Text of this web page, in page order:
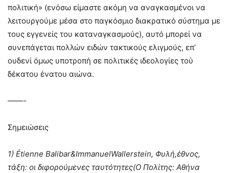
πολιτική» (ενόσω είμαστε ακόμη να αναγκασμένοι να
λειτουργούμε μέσα στο παγκόσμιο διακρατικό σύστημα με
τους εγγενείς του καταναγκασμούς), αυτό μπορεί να
συνεπάγεται πολλών ειδών τακτικούς ελιγμούς, επ’
ουδενί όμως υποτροπή σε πολιτικές ιδεολογίες τού
δέκατου ένατου αιώνα.
——-
Σημειώσεις
1) Étienne Balibar&ImmanuelWallerstein, Φυλή,έθνος,
τάξη: οι διφορούμενες ταυτότητες(Ο Πολίτης: Αθήνα